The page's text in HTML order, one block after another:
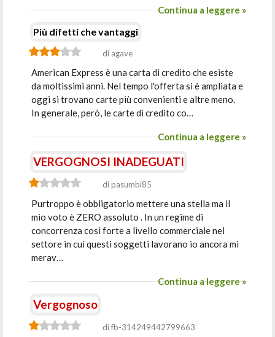
Continua a leggere »
Più difetti che vantaggi
di agave
American Express è una carta di credito che esiste
da moltissimi anni. Nel tempo l'offerta si è ampliata e
oggi si trovano carte più convenienti e altre meno.
In generale, però, le carte di credito co…
Continua a leggere »
VERGOGNOSI INADEGUATI
di pasumbi85
Purtroppo è obbligatorio mettere una stella ma il
mio voto è ZERO assoluto . In un regime di
concorrenza così forte a livello commerciale nel
settore in cui questi soggetti lavorano io ancora mi
merav…
Continua a leggere »
Vergognoso
di fb-314249442799663